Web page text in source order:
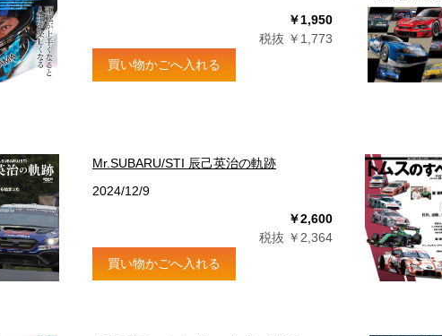
￥1,950
税抜 ￥1,773
買い物かごへ入れる
Mr.SUBARU/STI 辰己英治の軌跡
2024/12/9
￥2,600
税抜 ￥2,364
買い物かごへ入れる